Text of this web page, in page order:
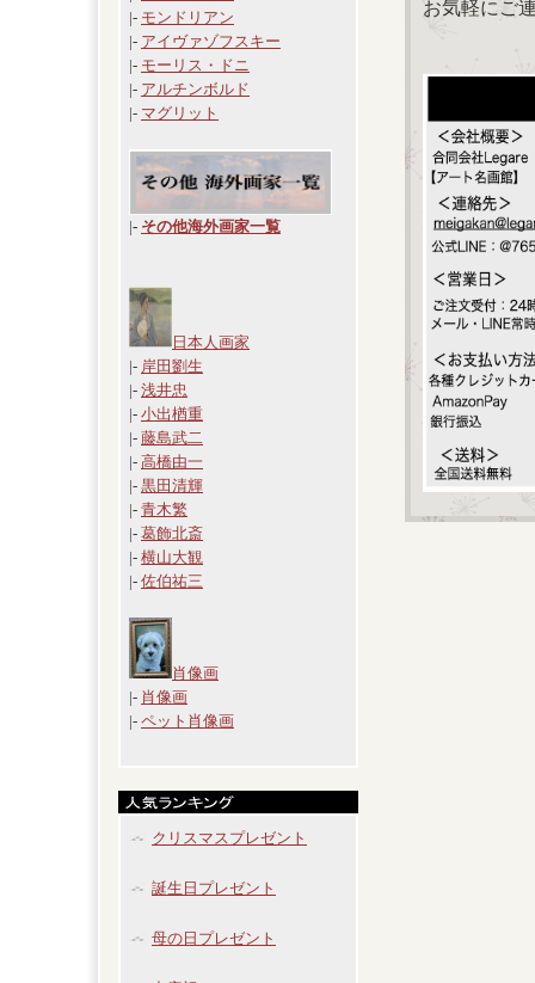
|- モンドリアン
|- アイヴァゾフスキー
|- モーリス・ドニ
|- アルチンボルド
|- マグリット
|- その他海外画家一覧
日本人画家
|- 岸田劉生
|- 浅井忠
|- 小出楢重
|- 藤島武二
|- 高橋由一
|- 黒田清輝
|- 青木繁
|- 葛飾北斎
|- 横山大観
|- 佐伯祐三
肖像画
|- 肖像画
|- ペット肖像画
クリスマスプレゼント
誕生日プレゼント
母の日プレゼント
お気軽にご